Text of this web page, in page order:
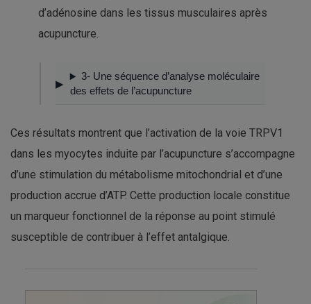
d’adénosine dans les tissus musculaires après
acupuncture.
3- Une séquence d’analyse moléculaire
des effets de l’acupuncture
Ces résultats montrent que l’activation de la voie TRPV1
dans les myocytes induite par l’acupuncture s’accompagne
d’une stimulation du métabolisme mitochondrial et d’une
production accrue d’ATP. Cette production locale constitue
un marqueur fonctionnel de la réponse au point stimulé
susceptible de contribuer à l’effet antalgique.